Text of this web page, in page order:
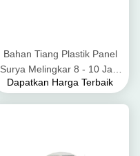
Bahan Tiang Plastik Panel
Surya Melingkar 8 - 10 Jam
Waktu Pencahayaan
Dapatkan Harga Terbaik